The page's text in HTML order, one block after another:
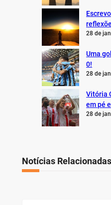
28 de
Uma
0!
28 de
Vitória
em pé
28 de
Notícias Relacionadas